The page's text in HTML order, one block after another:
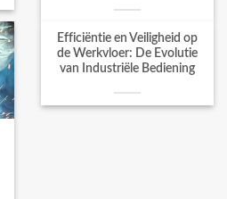
Efficiëntie en Veiligheid op
de Werkvloer: De Evolutie
van Industriële Bediening